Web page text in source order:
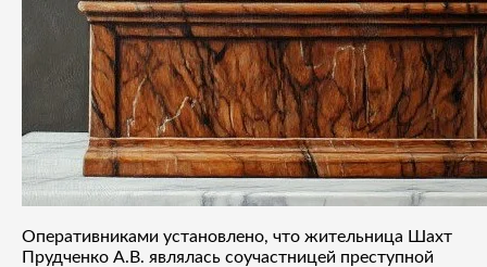
Оперативниками установлено, что жительница Шахт
Прудченко А.В. являлась соучастницей преступной